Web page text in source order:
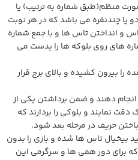
بصورت منظم(طبق شماره به ترتیب) یا
یا چندنفره می باشد که در هر نوبت
با برداشتن 3 عدد تاس و انداختن تاس ها و با جمع شماره
های روی بلوکه ها را یدست می
را بیرون کشیده و بالای برج قرار
انجام دهند و ضمن برداشتن یکی از
نمایند و بلوکی را بردارند که
حریف در مرحله بعد شود.
بیخیال تاس ها شده و بازی را بدون
برای دور همی ها و سرگرمی این